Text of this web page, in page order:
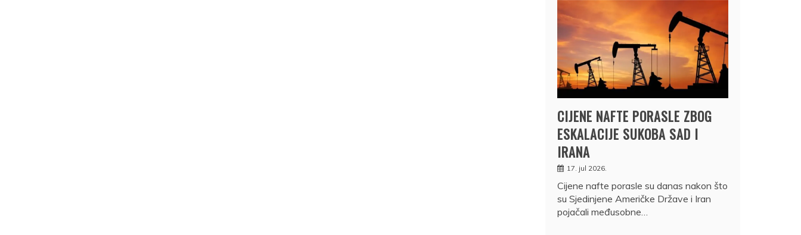
CIJENE NAFTE PORASLE ZBOG
ESKALACIJE SUKOBA SAD I
IRANA
17. jul 2026.
Cijene nafte porasle su danas nakon što
su Sjedinjene Američke Države i Iran
pojačali međusobne…